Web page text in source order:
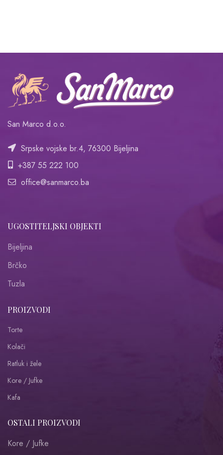
San Marco d.o.o.
Srpske vojske br.4, 76300 Bijeljina
+387 55 222 100
office@sanmarco.ba
UGOSTITELJSKI OBJEKTI
Bijeljina
Brčko
Tuzla
PROIZVODI
Torte
Kolači
Ratluk i žele
Kore / Jufke
Kafa
OSTALI PROIZVODI
Kore / Jufke